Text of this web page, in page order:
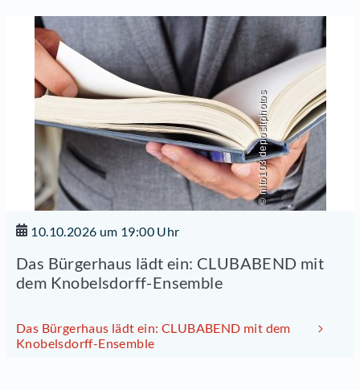
© nito103 depositphotos
10.10.2026 um 19:00 Uhr
Das Bürgerhaus lädt ein: CLUBABEND mit
dem Knobelsdorff-Ensemble
Das Bürgerhaus lädt ein: CLUBABEND mit dem
Knobelsdorff-Ensemble